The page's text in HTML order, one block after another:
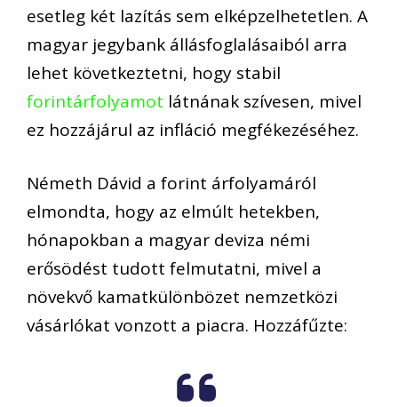
esetleg két lazítás sem elképzelhetetlen. A
magyar jegybank állásfoglalásaiból arra
lehet következtetni, hogy stabil
forintárfolyamot látnának szívesen, mivel
ez hozzájárul az infláció megfékezéséhez.
Németh Dávid a forint árfolyamáról
elmondta, hogy az elmúlt hetekben,
hónapokban a magyar deviza némi
erősödést tudott felmutatni, mivel a
növekvő kamatkülönbözet nemzetközi
vásárlókat vonzott a piacra. Hozzáfűzte: